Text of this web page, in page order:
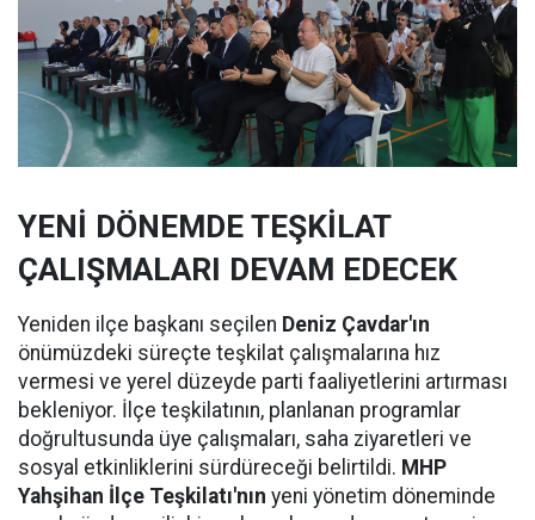
YENİ DÖNEMDE TEŞKİLAT
ÇALIŞMALARI DEVAM EDECEK
Yeniden ilçe başkanı seçilen Deniz Çavdar'ın
önümüzdeki süreçte teşkilat çalışmalarına hız
vermesi ve yerel düzeyde parti faaliyetlerini artırması
bekleniyor. İlçe teşkilatının, planlanan programlar
doğrultusunda üye çalışmaları, saha ziyaretleri ve
sosyal etkinliklerini sürdüreceği belirtildi. MHP
Yahşihan İlçe Teşkilatı'nın yeni yönetim döneminde